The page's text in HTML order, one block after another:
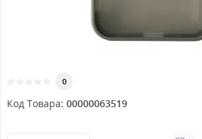
0
Код Товара: 00000063519